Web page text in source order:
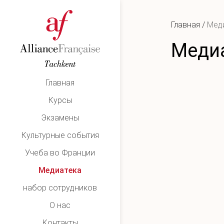
Главная
Курсы
Экзамены
Культурные события
Учеба во Франции
Медиатекa
набор сотрудников
О нас
Главная /